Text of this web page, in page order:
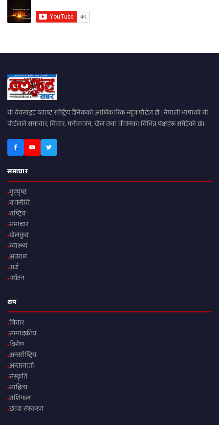
यो वेवसाइट ब्लाष्ट राष्ट्रिय दैनिकको आधिकारिक न्यूज पोर्टल हो। नेपाली भाषाको यो
पोर्टलले समाचार, विचार, मनोरञ्जन, खेल तथा जीवनका विभिन्न पक्षहरू समेटेको छ।
समाचार
गृहपृष्ठ
राजनीति
राष्ट्रिय
समाचार
खेलकुद
स्वास्थ्य
अपराध
अर्थ
पर्यटन
थप
बिचार
सम्पादकीय
विशेष
अन्तर्राष्ट्रिय
अन्तरवार्ता
संस्कृति
साहित्य
राशिफल
छापा संस्करण